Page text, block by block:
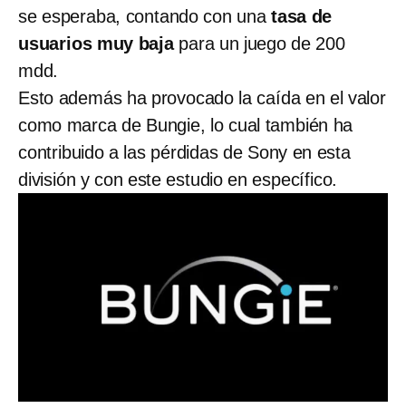
se esperaba, contando con unatasa de
usuarios muy bajapara un juego de 200
mdd.
Esto además ha provocado la caída en el valor
como marca de Bungie, lo cual también ha
contribuido a las pérdidas de Sony en esta
división y con este estudio en específico.